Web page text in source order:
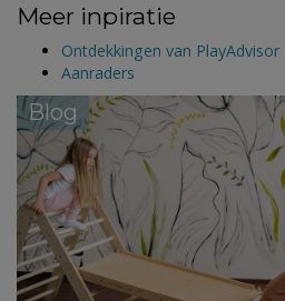
Meer inpiratie
Ontdekkingen van PlayAdvisor
Aanraders
Blog